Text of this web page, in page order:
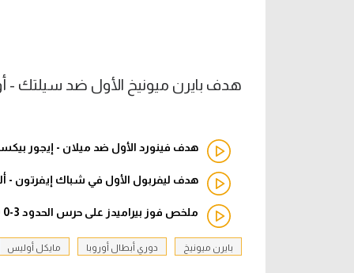
هدف بايرن ميونيخ الأول ضد سيلتك -
هدف فينورد الأول ضد ميلان - إيجور
هدف ليفربول الأول في شباك إيفرتون -
ملخص فوز بيراميدز على حرس الحدود 3-0 (الدوري المصري)
بايرن ميونيخ دوري أبطال أوروبا مايكل أوليس